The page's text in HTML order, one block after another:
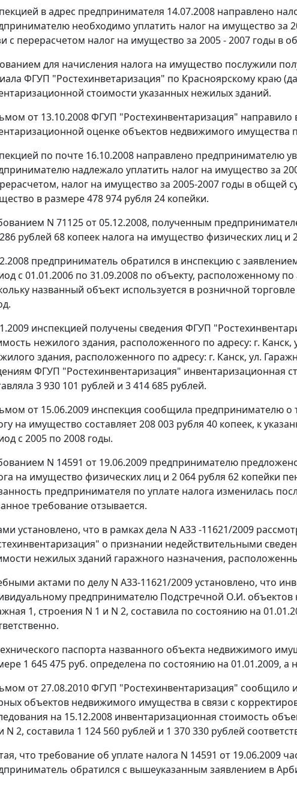
в адрес предпринимателя 14.07.2008 направлено
необходимо уплатить налог на имущество за
с перерасчетом налог на имущество за 2005 - 2007 годы в
для начисления налога на имущество послужили
ФГУП "Ростехинветаризация" по Красноярскому краю
стоимости указанных нежилых зданий.
от 13.10.2008 ФГУП "Ростехинвентаризация"
оценке объектов недвижимого имущества
по почте 16.10.2008 направлено предпринимателю
надлежало уплатить налог на имущество за
налог на имущество за 2005-2007 годы в общей
в размере 478 974 рубля 24 копейки.
N 71125 от 05.12.2008, полученным
рублей 68 копеек налога на имущество физических лиц и
предприниматель обратился в инспекцию с
с 01.01.2006 по 31.09.2008 по объекту, расположенному
названный объект используется в розничной
инспекцией получены сведения ФГУП
нежилого здания, расположенного по адресу: г.
здания, расположенного по адресу: г. Канск, ул.
ФГУП "Ростехинвентаризация" инвентаризационная
3 930 101 рублей и 3 414 685 рублей.
от 15.06.2009 инспекция сообщила предпринимателю о
на имущество составляет 208 003 рубля 40 копеек, к
с 2005 по 2008 годы.
N 14591 от 19.06.2009 предпринимателю
на имущество физических лиц и 2 064 рубля 62 копейки
предпринимателя по уплате налога изменилась
требование отзывается.
установлено, что в рамках дела N А33 -11621/2009
о признании недействительными
нежилых зданий гаражного назначения,
актами по делу N А33-11621/2009 установлено, что
предпринимателю Подстречной О.И.
1, строения N 1 и N 2, составила по состоянию на
паспорта названного объекта недвижимого
1 645 475 руб. определена по состоянию на 01.01.2009, а
от 27.08.2010 ФГУП "Ростехинвентаризация"
объектов недвижимого имущества в связи с
на 15.12.2008 инвентаризационная стоимость
N 2, составила 1 124 560 рублей и 1 370 330 рублей
что требование об уплате налога N 14591 от 19.06.2009
обратился с вышеуказанным заявлением в